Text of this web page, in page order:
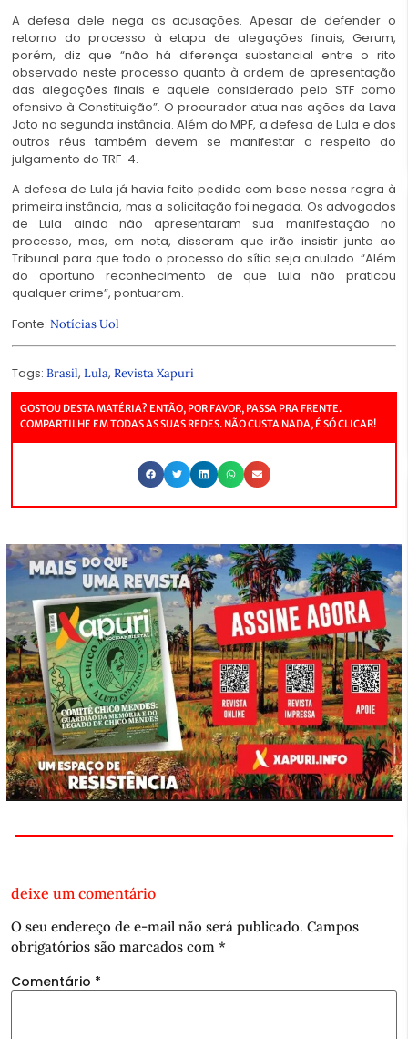
A defesa dele nega as acusações. Apesar de defender o
retorno do processo à etapa de alegações finais, Gerum,
porém, diz que “não há diferença substancial entre o rito
observado neste processo quanto à ordem de apresentação
das alegações finais e aquele considerado pelo STF como
ofensivo à Constituição”. O procurador atua nas ações da Lava
Jato na segunda instância. Além do MPF, a defesa de Lula e dos
outros réus também devem se manifestar a respeito do
julgamento do TRF-4.
A defesa de Lula já havia feito pedido com base nessa regra à
primeira instância, mas a solicitação foi negada. Os advogados
de Lula ainda não apresentaram sua manifestação no
processo, mas, em nota, disseram que irão insistir junto ao
Tribunal para que todo o processo do sítio seja anulado. “Além
do oportuno reconhecimento de que Lula não praticou
qualquer crime”, pontuaram.
Fonte: Notícias Uol
Tags: Brasil, Lula, Revista Xapuri
GOSTOU DESTA MATÉRIA? ENTÃO, POR FAVOR, PASSA PRA FRENTE.
COMPARTILHE EM TODAS AS SUAS REDES. NÃO CUSTA NADA, É SÓ CLICAR!
deixe um comentário
O seu endereço de e-mail não será publicado. Campos
obrigatórios são marcados com *
Comentário *